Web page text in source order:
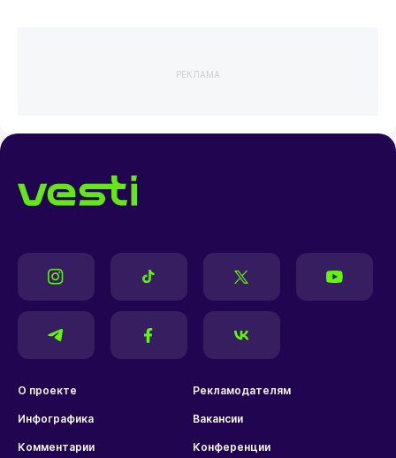
РЕКЛАМА
О проекте Рекламодателям
Инфографика Вакансии
Комментарии Конференции